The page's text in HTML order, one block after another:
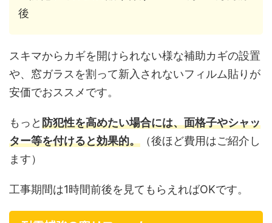
後
スキマからカギを開けられない様な補助カギの設置
や、窓ガラスを割って新入されないフィルム貼りが
安価でおススメです。
もっと防犯性を高めたい場合には、面格子やシャッ
ター等を付けると効果的。 （後ほど費用はご紹介し
ます）
工事期間は1時間前後を見てもらえればOKです。